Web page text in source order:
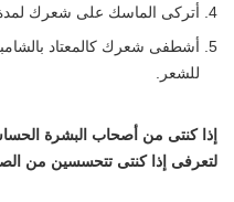
أتركى الماسك على شعرك لمدة
أشطفى شعرك كالمعتاد
للشعر.
إذا كنتى من أصحاب البشرة
لتعرفى إذا كنتى تتحسسين من